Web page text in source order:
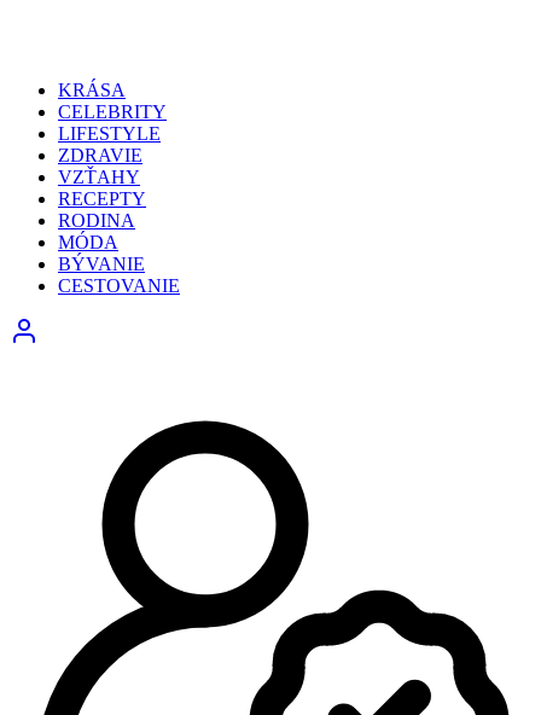
KRÁSA
CELEBRITY
LIFESTYLE
ZDRAVIE
VZŤAHY
RECEPTY
RODINA
MÓDA
BÝVANIE
CESTOVANIE